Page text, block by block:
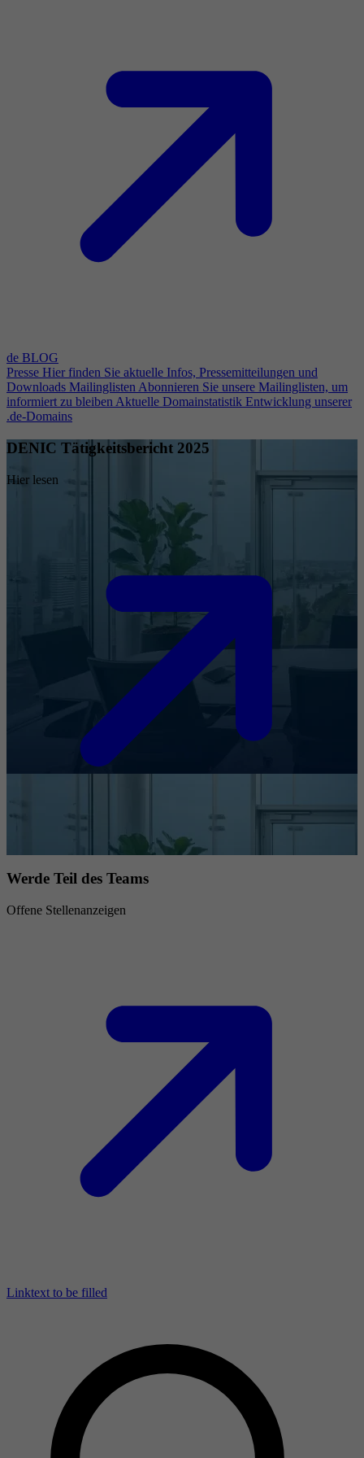
de BLOG
Presse Hier finden Sie aktuelle Infos, Pressemitteilungen und
Downloads Mailinglisten Abonnieren Sie unsere Mailinglisten, um
informiert zu bleiben Aktuelle Domainstatistik Entwicklung unserer
.de-Domains
DENIC Tätigkeitsbericht 2025
Hier lesen
Werde Teil des Teams
Offene Stellenanzeigen
Linktext to be filled